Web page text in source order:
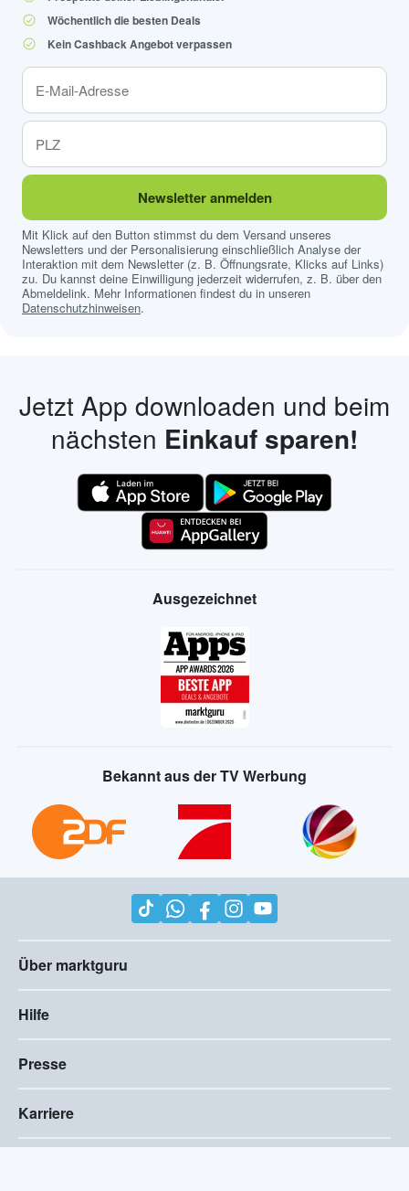
Wöchentlich die besten Deals
Kein Cashback Angebot verpassen
Newsletter anmelden
Mit Klick auf den Button stimmst du dem Versand unseres
Newsletters und der Personalisierung einschließlich Analyse der
Interaktion mit dem Newsletter (z. B. Öffnungsrate, Klicks auf Links)
zu. Du kannst deine Einwilligung jederzeit widerrufen, z. B. über den
Abmeldelink. Mehr Informationen findest du in unseren
Datenschutzhinweisen.
Jetzt App downloaden und beim
nächsten Einkauf sparen!
Ausgezeichnet
Bekannt aus der TV Werbung
Über marktguru
Hilfe
Presse
Karriere